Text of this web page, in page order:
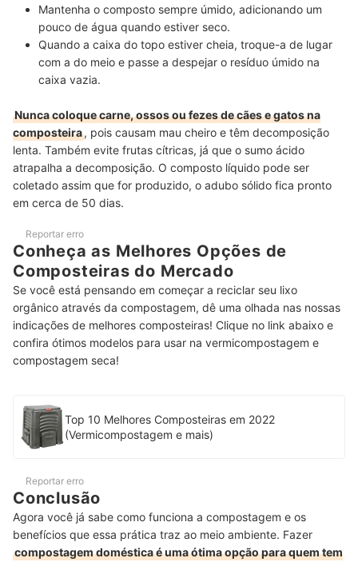
Mantenha o composto sempre úmido, adicionando um
pouco de água quando estiver seco.
Quando a caixa do topo estiver cheia, troque-a de lugar
com a do meio e passe a despejar o resíduo úmido na
caixa vazia.
Nunca coloque carne, ossos ou fezes de cães e gatos na
composteira, pois causam mau cheiro e têm decomposição
lenta. Também evite frutas cítricas, já que o sumo ácido
atrapalha a decomposição. O composto líquido pode ser
coletado assim que for produzido, o adubo sólido fica pronto
em cerca de 50 dias.
Reportar erro
Conheça as Melhores Opções de
Composteiras do Mercado
Se você está pensando em começar a reciclar seu lixo
orgânico através da compostagem, dê uma olhada nas nossas
indicações de melhores composteiras! Clique no link abaixo e
confira ótimos modelos para usar na vermicompostagem e
compostagem seca!
Top 10 Melhores Composteiras em 2022
(Vermicompostagem e mais)
Reportar erro
Conclusão
Agora você já sabe como funciona a compostagem e os
benefícios que essa prática traz ao meio ambiente. Fazer
compostagem doméstica é uma ótima opção para quem tem